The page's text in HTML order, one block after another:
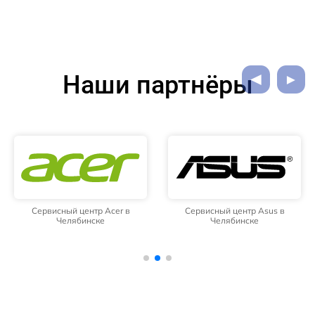
Наши партнёры
Сервисный центр Acer в
Челябинске
Сервисный центр Asus в
Челябинске